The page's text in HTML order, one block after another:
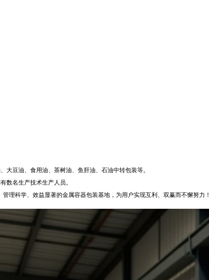
豆油、食用油、茶树油、鱼肝油、石油中转包装等。
数名生产技术生产人员。
理科学、效益显著的金属容器包装基地，为用户实现互利、双赢而不懈努力！